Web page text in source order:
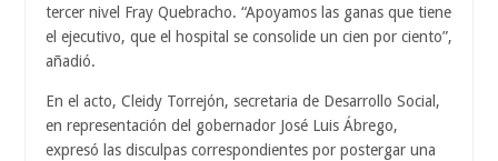
tercer nivel Fray Quebracho. “Apoyamos las ganas que tiene
el ejecutivo, que el hospital se consolide un cien por ciento”,
añadió.
En el acto, Cleidy Torrejón, secretaria de Desarrollo Social,
en representación del gobernador José Luis Ábrego,
expresó las disculpas correspondientes por postergar una